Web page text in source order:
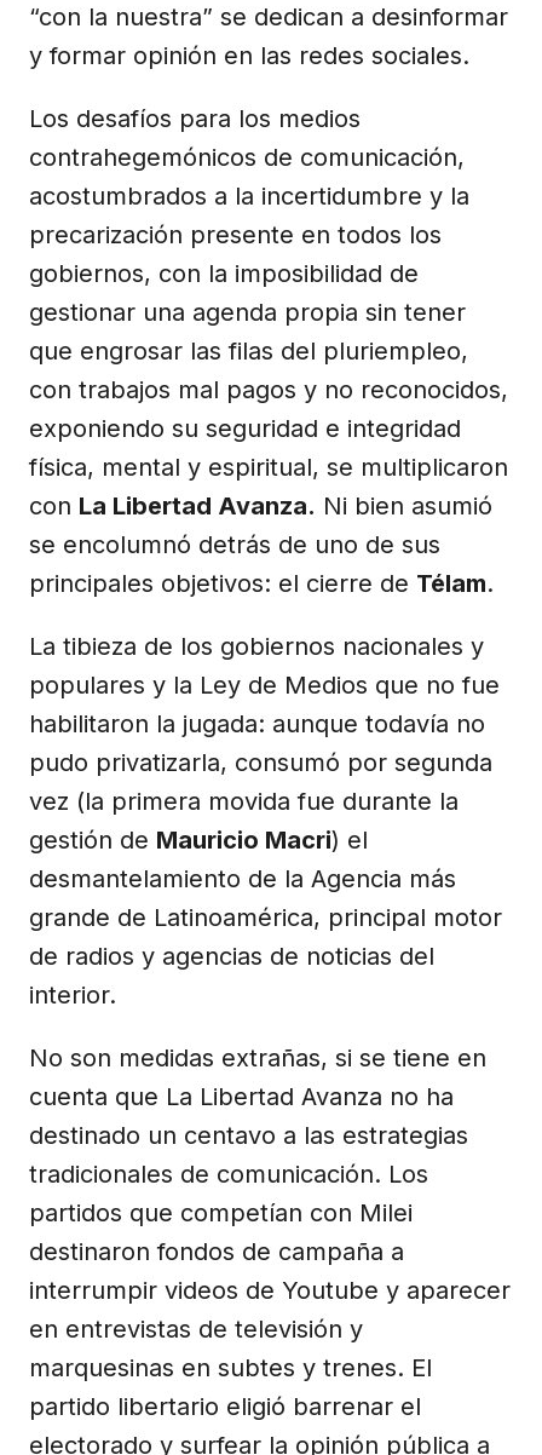
“con la nuestra” se dedican a desinformar
y formar opinión en las redes sociales.
Los desafíos para los medios
contrahegemónicos de comunicación,
acostumbrados a la incertidumbre y la
precarización presente en todos los
gobiernos, con la imposibilidad de
gestionar una agenda propia sin tener
que engrosar las filas del pluriempleo,
con trabajos mal pagos y no reconocidos,
exponiendo su seguridad e integridad
física, mental y espiritual, se multiplicaron
con La Libertad Avanza. Ni bien asumió
se encolumnó detrás de uno de sus
principales objetivos: el cierre de Télam.
La tibieza de los gobiernos nacionales y
populares y la Ley de Medios que no fue
habilitaron la jugada: aunque todavía no
pudo privatizarla, consumó por segunda
vez (la primera movida fue durante la
gestión de Mauricio Macri) el
desmantelamiento de la Agencia más
grande de Latinoamérica, principal motor
de radios y agencias de noticias del
interior.
No son medidas extrañas, si se tiene en
cuenta que La Libertad Avanza no ha
destinado un centavo a las estrategias
tradicionales de comunicación. Los
partidos que competían con Milei
destinaron fondos de campaña a
interrumpir videos de Youtube y aparecer
en entrevistas de televisión y
marquesinas en subtes y trenes. El
partido libertario eligió barrenar el
electorado y surfear la opinión pública a